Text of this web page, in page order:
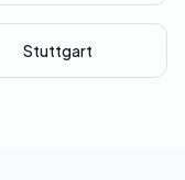
Stuttgart